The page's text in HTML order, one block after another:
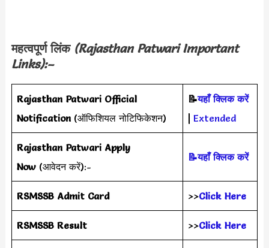
महत्वपूर्ण लिंक (Rajasthan Patwari Important
Links):–
Rajasthan Patwari Official
Notification(ऑफिशियल नोटिफिकेशन)
📝यहाँ क्लिक करें
Extended
Rajasthan Patwari Apply
Now(आवेदन करें):-
📝यहाँ क्लिक करें
RSMSSB Admit Card >>Click Here
RSMSSB Result >>Click Here